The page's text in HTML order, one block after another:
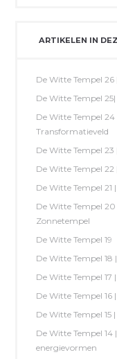
ARTIKELEN IN
De Witte Tempel 26
De Witte Tempel
De Witte Tempel
Transformatieveld
De Witte Tempel
De Witte Tempel
De Witte Tempel 21
De Witte Tempel
Zonnetempel
De Witte Tempel 19
De Witte Tempel 18
De Witte Tempel
De Witte Tempel 16
De Witte Tempel 15
De Witte Tempel
energievormen